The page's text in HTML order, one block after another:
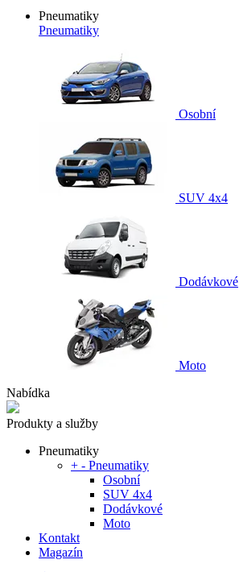
Pneumatiky
Pneumatiky
Osobní
SUV 4x4
Dodávkové
Moto
Nabídka
Produkty a služby
Pneumatiky
+ - Pneumatiky
Osobní
SUV 4x4
Dodávkové
Moto
Kontakt
Magazín